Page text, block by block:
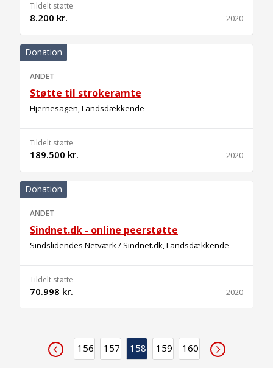
Tildelt støtte
8.200 kr. 2020
Donation
ANDET
Støtte til strokeramte
Hjernesagen, Landsdækkende
Tildelt støtte
189.500 kr. 2020
Donation
ANDET
Sindnet.dk - online peerstøtte
Sindslidendes Netværk / Sindnet.dk, Landsdækkende
Tildelt støtte
70.998 kr. 2020
156 157 158 159 160